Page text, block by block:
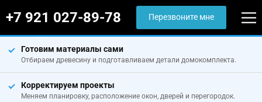
+7 921 027-89-78 Перезвоните мне
Готовим материалы сами
Отбираем древесину и подготавливаем детали домокомплекта.
Корректируем проекты
Меняем планировку, расположение окон, дверей и перегородок.